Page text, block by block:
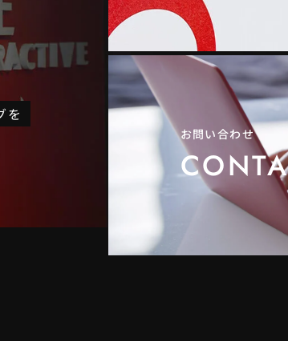
を
お問い合わせ